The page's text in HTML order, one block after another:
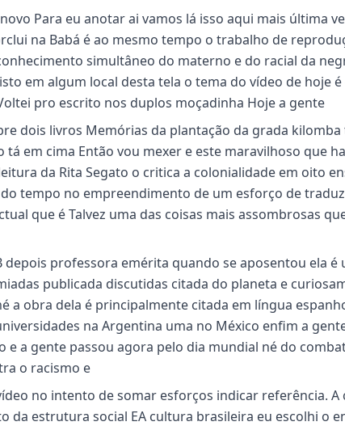
Para eu anotar ai vamos lá isso aqui mais última
na Babá é ao mesmo tempo o trabalho de
simultâneo do materno e do racial da
em algum local desta tela o tema do vídeo de hoje
pro escrito nos duplos moçadinha Hoje a gente
dois livros Memórias da plantação da grada
tá em cima Então vou mexer e este maravilhoso que
da Rita Segato o critica a colonialidade em oito
tempo no empreendimento de um esforço de
que é Talvez uma das coisas mais assombrosas
professora emérita quando se aposentou ela é
publicada discutidas citada do planeta e
a obra dela é principalmente citada em língua
na Argentina uma no México enfim a
e a gente passou agora pelo dia mundial né do
o racismo e
no intento de somar esforços indicar referência.
da estrutura social EA cultura brasileira eu escolhi o